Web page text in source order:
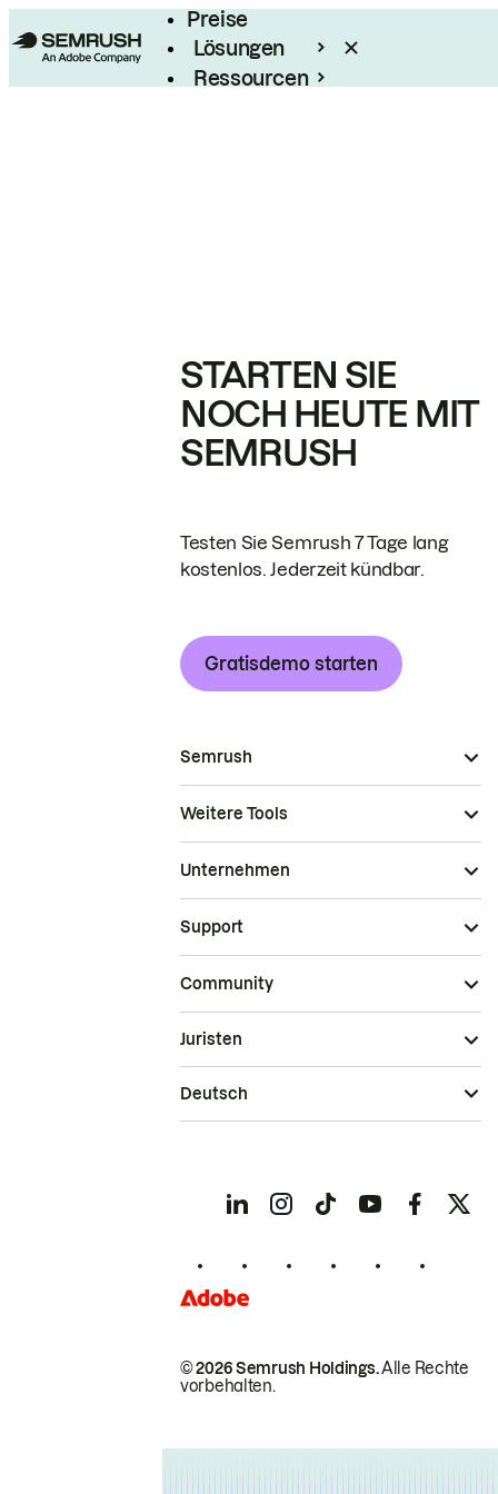
Preise
Lösungen
Ressourcen
STARTEN SIE
NOCH HEUTE MIT
SEMRUSH
Testen Sie Semrush 7 Tage lang
kostenlos. Jederzeit kündbar.
Gratisdemo starten
Semrush
Weitere Tools
Unternehmen
Support
Community
© 2026 Semrush Holdings.Alle Rechte
vorbehalten.
Juristen
Deutsch